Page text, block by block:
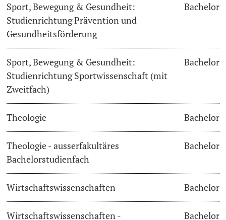
Sport, Bewegung & Gesundheit:
Studienrichtung Prävention und
Gesundheitsförderung
Bachelor
Sport, Bewegung & Gesundheit:
Studienrichtung Sportwissenschaft (mit
Zweitfach)
Bachelor
Theologie Bachelor
Theologie - ausserfakultäres
Bachelorstudienfach
Bachelor
Wirtschaftswissenschaften Bachelor
Wirtschaftswissenschaften - Bachelor